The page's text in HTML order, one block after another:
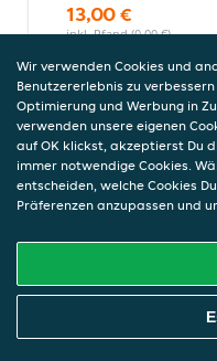
13,00 €
inkl. Pfand (0,00 €)
Cari Vang -
Alle Gerichte werden leicht
mit Reis, Kokosmilch,
zubereitet.
Cari Vang mit
Wir verwenden Cookies und
Benutzererlebnis zu
Optimierung und Werbung in
verwenden unsere eigenen
auf OK klickst, akzeptierst Du
immer notwendige Cookies.
entscheiden, welche Cookies
Präferenzen anzupassen und